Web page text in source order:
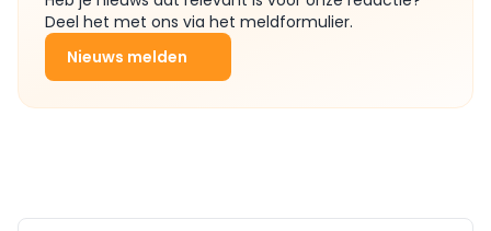
Deel het met ons via het meldformulier.
Nieuws melden